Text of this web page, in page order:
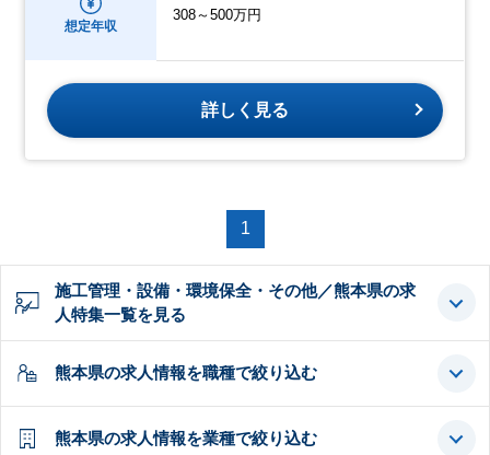
想定年収
308～500万円
詳しく見る
1
施工管理・設備・環境保全・その他／熊本県の求
人特集一覧を見る
熊本県の求人情報を職種で絞り込む
熊本県の求人情報を業種で絞り込む